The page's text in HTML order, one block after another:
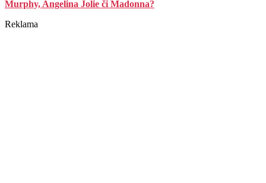
Murphy, Angelina Jolie či Madonna?
Reklama